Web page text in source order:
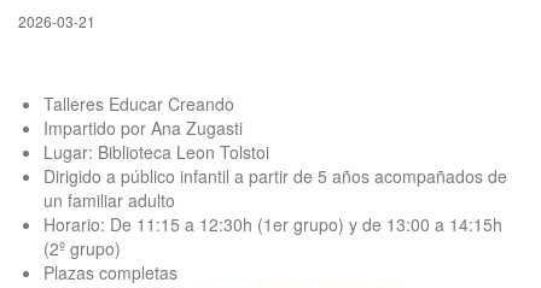
2026-03-21
Talleres Educar Creando
Impartido por Ana Zugasti
Lugar: Biblioteca Leon Tolstoi
Dirigido a público infantil a partir de 5 años acompañados de
un familiar adulto
Horario: De 11:15 a 12:30h (1er grupo) y de 13:00 a 14:15h
(2º grupo)
Plazas completas